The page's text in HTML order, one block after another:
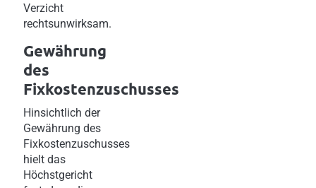
Verzicht
rechtsunwirksam.
Gewährung
des
Fixkostenzuschusses
Hinsichtlich der
Gewährung des
Fixkostenzuschusses
hielt das
Höchstgericht